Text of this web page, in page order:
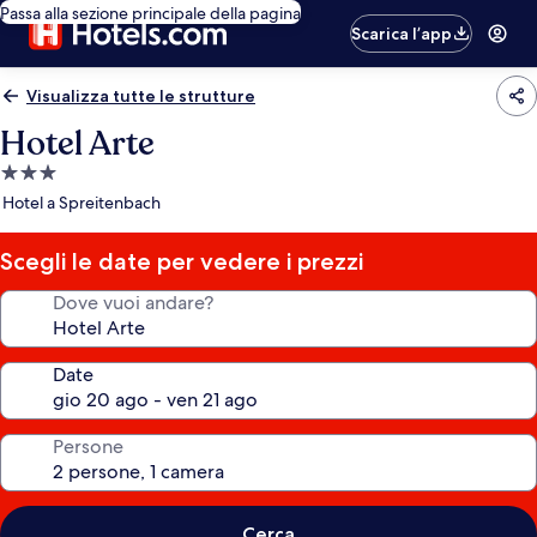
Passa alla sezione principale della pagina
Scarica l’app
Visualizza tutte le strutture
Hotel Arte
Struttura
a
stelle
Hotel a Spreitenbach
Scegli le date per vedere i prezzi
Dove vuoi andare?
Date
Persone